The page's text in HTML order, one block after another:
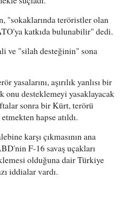
"sokaklarında teröristler olan
katkıda bulunabilir" dedi.
ve "silah desteğinin" sona
yasalarını, aşırılık yanlısı bir
onu desteklemeyi yasaklayacak
sonra bir Kürt, terörü
hapse atıldı.
karşı çıkmasının ana
F-16 savaş uçakları
olduğuna dair Türkiye
iddialar vardı.